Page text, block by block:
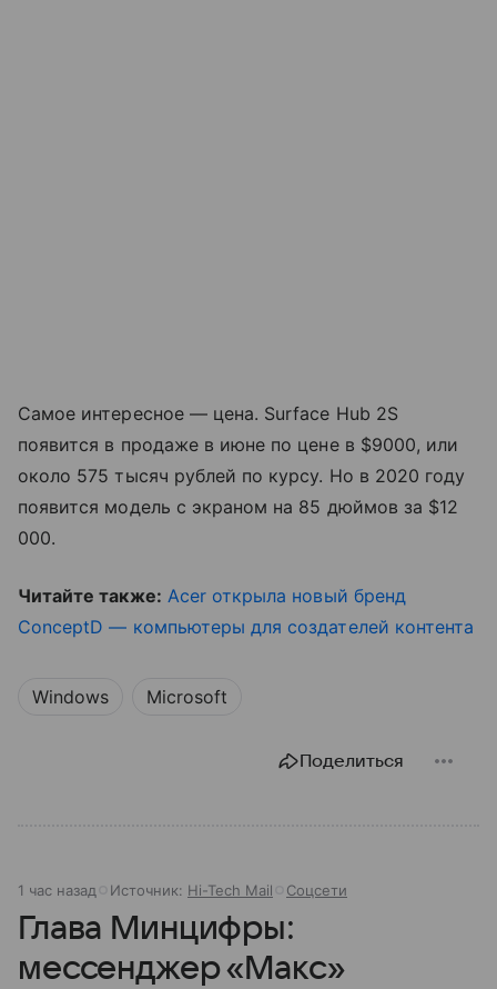
Самое интересное — цена. Surface Hub 2S
появится в продаже в июне по цене в $9000, или
около 575 тысяч рублей по курсу. Но в 2020 году
появится модель с экраном на 85 дюймов за $12
000.
Читайте также: Acer открыла новый бренд
ConceptD — компьютеры для создателей контента
Windows Microsoft
Поделиться
1 час назад Источник: Hi-Tech Mail Соцсети
Глава Минцифры:
мессенджер «Макс»